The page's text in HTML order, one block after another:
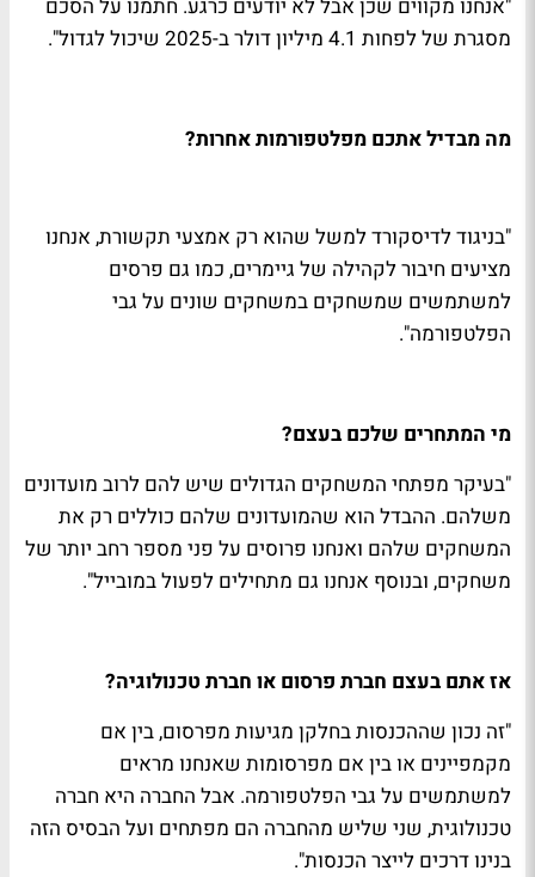
"אנחנו מקווים שכן אבל לא יודעים כרגע. חתמנו על הסכם
מסגרת של לפחות 4.1 מיליון דולר ב-2025 שיכול לגדול".
מה מבדיל אתכם מפלטפורמות אחרות?
"בניגוד לדיסקורד למשל שהוא רק אמצעי תקשורת, אנחנו
מציעים חיבור לקהילה של גיימרים, כמו גם פרסים
למשתמשים שמשחקים במשחקים שונים על גבי
הפלטפורמה".
מי המתחרים שלכם בעצם?
"בעיקר מפתחי המשחקים הגדולים שיש להם לרוב מועדונים
משלהם. ההבדל הוא שהמועדונים שלהם כוללים רק את
המשחקים שלהם ואנחנו פרוסים על פני מספר רחב יותר של
משחקים, ובנוסף אנחנו גם מתחילים לפעול במובייל".
אז אתם בעצם חברת פרסום או חברת טכנולוגיה?
"זה נכון שההכנסות בחלקן מגיעות מפרסום, בין אם
מקמפיינים או בין אם מפרסומות שאנחנו מראים
למשתמשים על גבי הפלטפורמה. אבל החברה היא חברה
טכנולוגית, שני שליש מהחברה הם מפתחים ועל הבסיס הזה
בנינו דרכים לייצר הכנסות".